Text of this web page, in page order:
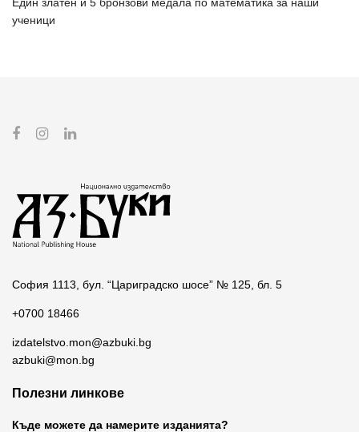
ученици
София 1113, бул. “Цариградско шосе” № 125, бл. 5
+0700 18466
izdatelstvo.mon@azbuki.bg
azbuki@mon.bg
Полезни линкове
Къде можете да намерите изданията?